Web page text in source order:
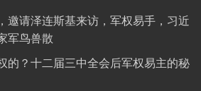
邀请泽连斯基来访，军权易手，习近
军鸟兽散
的？十二届三中全会后军权易主的秘